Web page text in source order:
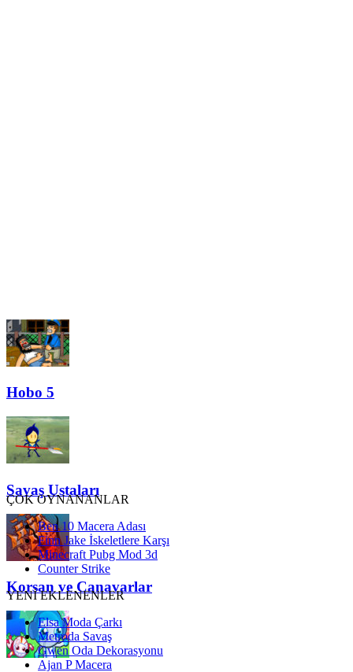
Hobo 5
Savaş Ustaları
Korsan ve Canavarlar
ÇOK OYNANANLAR
Ben 10 Macera Adası
Finn Jake İskeletlere Karşı
Minecraft Pubg Mod 3d
Counter Strike
YENİ EKLENENLER
Elsa Moda Çarkı
Metroda Savaş
Gwen Oda Dekorasyonu
Ajan P Macera